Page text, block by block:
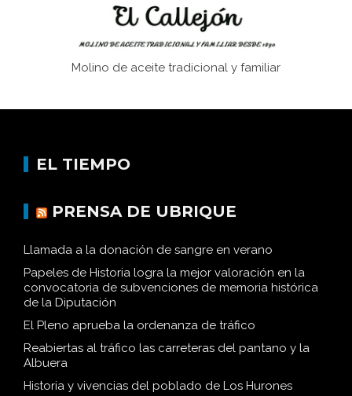
Molino de aceite tradicional y familiar
EL TIEMPO
PRENSA DE UBRIQUE
Llamada a la donación de sangre en verano
Papeles de Historia logra la mejor valoración en la
convocatoria de subvenciones de memoria histórica
de la Diputación
El Pleno aprueba la ordenanza de tráfico
Reabiertas al tráfico las carreteras del pantano y la
Albuera
Historia y vivencias del poblado de Los Hurones